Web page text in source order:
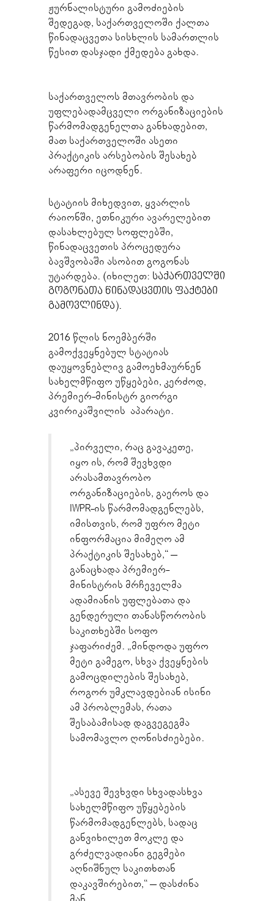
ჟურნალისტური გამოძიების
შედეგად, საქართველოში ქალთა
წინადაცვეთა სისხლის სამართლის
წესით დასჯადი ქმედება გახდა.
საქართველოს მთავრობის და
უფლებადამცველი ორგანიზაციების
წარმომადგენელთა განხადებით,
მათ საქართველოში ასეთი
პრაქტიკის არსებობის შესახებ
არაფერი იცოდნენ.
სტატიის მიხედვით, ყვარლის
რაიონში, ეთნიკური ავარელებით
დასახლებულ სოფლებში,
წინადაცვეთის პროცედურა
ბავშვობაში ასობით გოგონას
უტარდება. (იხილეთ: საქართველში
გოგონათა წინადაცვთის ფაქტები
გამოვლინდა).
2016 წლის ნოემბერში
გამოქვეყნებულ სტატიას
დაუყოვნებლივ გამოეხმაურნენ
სახელმწიფო უწყებები, კერძოდ,
პრემიერ-მინისტრ გიორგი
კვირიკაშვილის აპარატი.
„პირველი, რაც გავაკეთე,
იყო ის, რომ შევხვდი
არასამთავრობო
ორგანიზაციების, გაეროს და
IWPR-ის წარმომადგენლებს,
იმისთვის, რომ უფრო მეტი
ინფორმაცია მიმეღო ამ
პრაქტიკის შესახებ,“ –
განაცხადა პრემიერ-
მინისტრის მრჩეველმა
ადამიანის უფლებათა და
გენდერული თანასწორობის
საკითხებში სოფო
ჯაფარიძემ. „მინდოდა უფრო
მეტი გამეგო, სხვა ქვეყნების
გამოცდილების შესახებ,
როგორ უმკლავდებიან ისინი
ამ პრობლემას, რათა
შესაბამისად დაგვეგეგმა
სამომავლო ღონისძიებები.
„ასევე შევხვდი სხვადასხვა
სახელმწიფო უწყებების
წარმომადგენლებს, სადაც
განვიხილეთ მოკლე და
გრძელვადიანი გეგმები
აღნიშნულ საკითხთან
დაკავშირებით,“ – დასძინა